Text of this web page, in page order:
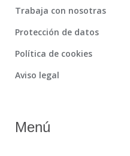
Trabaja con nosotras
Protección de datos
Política de cookies
Aviso legal
Menú